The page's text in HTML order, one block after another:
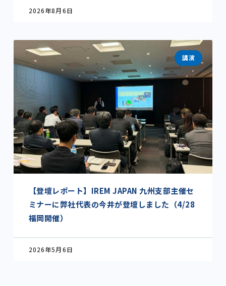
2026年8月6日
講演
【登壇レポート】IREM JAPAN 九州支部主催セ
ミナーに弊社代表の今井が登壇しました（4/28
福岡開催）
2026年5月6日